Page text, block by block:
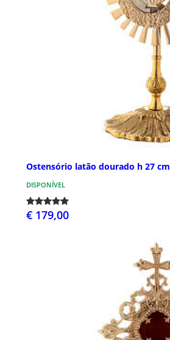
Ostensório latão dourado h 27 cm
DISPONÍVEL
€ 179,00